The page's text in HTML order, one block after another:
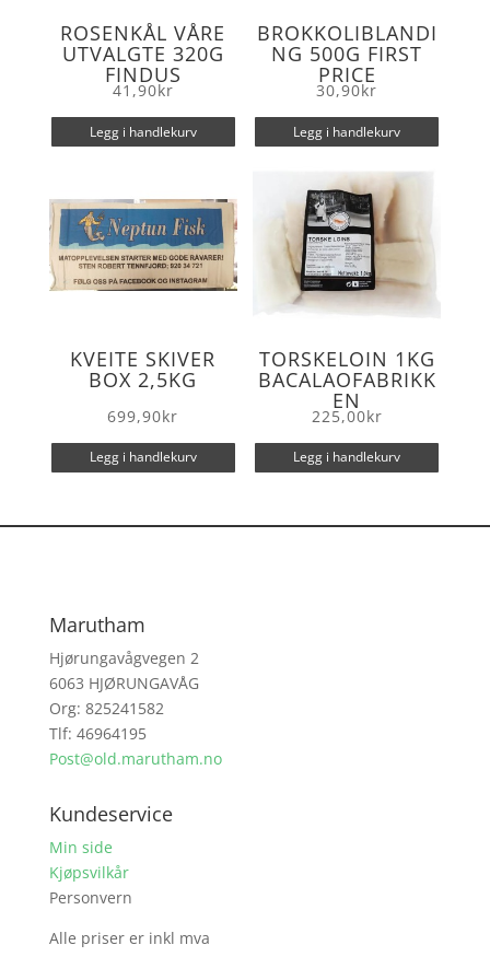
ROSENKÅL VÅRE
UTVALGTE 320G
FINDUS
41,90kr
Legg i handlekurv
BROKKOLIBLANDI
NG 500G FIRST
PRICE
30,90kr
Legg i handlekurv
KVEITE SKIVER
BOX 2,5KG
699,90kr
Legg i handlekurv
TORSKELOIN 1KG
BACALAOFABRIKK
EN
225,00kr
Legg i handlekurv
Marutham
Hjørungavågvegen 2
6063 HJØRUNGAVÅG
Org: 825241582
Tlf: 46964195
Post@old.marutham.no
Kundeservice
Min side
Kjøpsvilkår
Personvern
Alle priser er inkl mva